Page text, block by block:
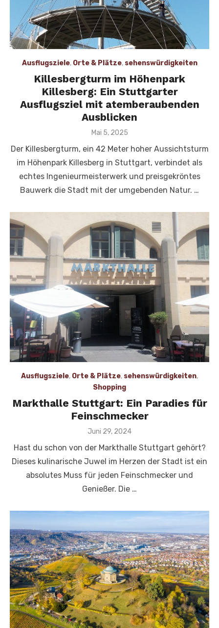
Ausflugsziele, Orte & Plätze, sehenswürdigkeiten
Killesbergturm im Höhenpark
Killesberg: Ein Stuttgarter
Ausflugsziel mit atemberaubenden
Ausblicken
Veröffentlicht
Mai 5, 2025
Der Killesbergturm, ein 42 Meter hoher Aussichtsturm
im Höhenpark Killesberg in Stuttgart, verbindet als
echtes Ingenieurmeisterwerk und preisgekröntes
Bauwerk die Stadt mit der umgebenden Natur. …
Ausflugsziele, Orte & Plätze, sehenswürdigkeiten,
Shopping
Markthalle Stuttgart: Ein Paradies für
Feinschmecker
Veröffentlicht
Juni 29, 2024
Hast du schon von der Markthalle Stuttgart gehört?
Dieses kulinarische Juwel im Herzen der Stadt ist ein
absolutes Muss für jeden Feinschmecker und
Genießer. Die …